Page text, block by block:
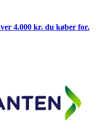
4.000 kr. du køber for.